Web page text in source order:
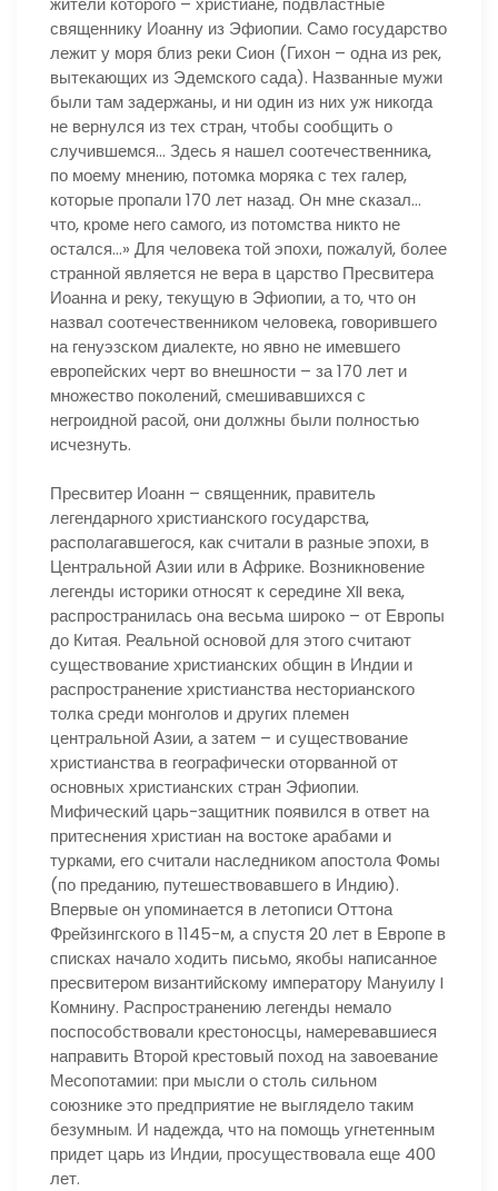
священнику Иоанну из Эфиопии. Само государство
лежит у моря близ реки Сион (Гихон – одна из рек,
вытекающих из Эдемского сада). Названные мужи
были там задержаны, и ни один из них уж никогда
не вернулся из тех стран, чтобы сообщить о
случившемся… Здесь я нашел соотечественника,
по моему мнению, потомка моряка с тех галер,
которые пропали 170 лет назад. Он мне сказал…
что, кроме него самого, из потомства никто не
остался…» Для человека той эпохи, пожалуй, более
странной является не вера в царство Пресвитера
Иоанна и реку, текущую в Эфиопии, а то, что он
назвал соотечественником человека, говорившего
на генуэзском диалекте, но явно не имевшего
европейских черт во внешности – за 170 лет и
множество поколений, смешивавшихся с
негроидной расой, они должны были полностью
исчезнуть.
Пресвитер Иоанн – священник, правитель
легендарного христианского государства,
располагавшегося, как считали в разные эпохи, в
Центральной Азии или в Африке. Возникновение
легенды историки относят к середине XII века,
распространилась она весьма широко – от Европы
до Китая. Реальной основой для этого считают
существование христианских общин в Индии и
распространение христианства несторианского
толка среди монголов и других племен
центральной Азии, а затем – и существование
христианства в географически оторванной от
основных христианских стран Эфиопии.
Мифический царь-защитник появился в ответ на
притеснения христиан на востоке арабами и
турками, его считали наследником апостола Фомы
(по преданию, путешествовавшего в Индию).
Впервые он упоминается в летописи Оттона
Фрейзингского в 1145-м, а спустя 20 лет в Европе в
списках начало ходить письмо, якобы написанное
пресвитером византийскому императору Мануилу I
Комнину. Распространению легенды немало
поспособствовали крестоносцы, намеревавшиеся
направить Второй крестовый поход на завоевание
Месопотамии: при мысли о столь сильном
союзнике это предприятие не выглядело таким
безумным. И надежда, что на помощь угнетенным
придет царь из Индии, просуществовала еще 400
лет.